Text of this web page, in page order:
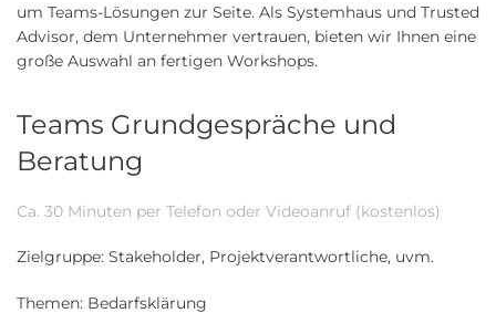
um Teams-Lösungen zur Seite. Als Systemhaus und Trusted
Advisor, dem Unternehmer vertrauen, bieten wir Ihnen eine
große Auswahl an fertigen Workshops.
Teams Grundgespräche und
Beratung
Ca. 30 Minuten per Telefon oder Videoanruf (kostenlos)
Zielgruppe: Stakeholder, Projektverantwortliche, uvm.
Themen: Bedarfsklärung